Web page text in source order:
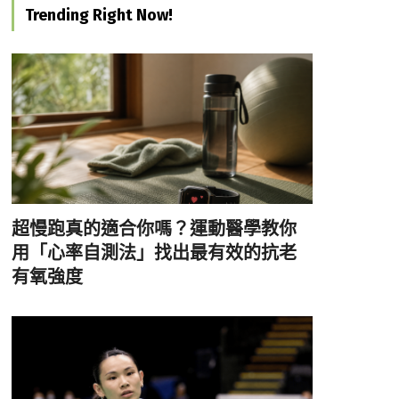
Trending Right Now!
超慢跑真的適合你嗎？運動醫學教你
用「心率自測法」找出最有效的抗老
有氧強度